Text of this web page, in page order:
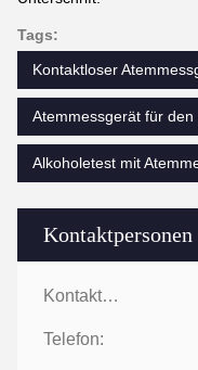
Kontaktpersonen
Kontaktpersonen:
Telefon:
Tags:
Kontaktloser
Atemmessgerät für
Alkoholetest mit